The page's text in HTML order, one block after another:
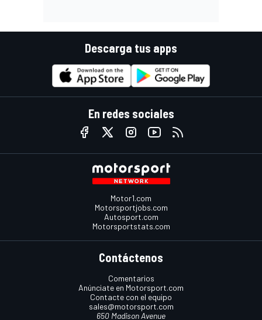
Descarga tus apps
En redes sociales
Motor1.com
Motorsportjobs.com
Autosport.com
Motorsportstats.com
Contáctenos
Comentarios
Anúnciate en Motorsport.com
Contacte con el equipo
sales@motorsport.com
650 Madison Avenue